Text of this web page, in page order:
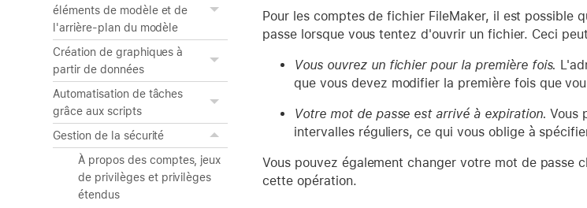
éléments de modèle et de
l'arrière-plan du modèle
Création de graphiques à
partir de données
Automatisation de tâches
grâce aux scripts
Gestion de la sécurité
À propos des comptes, jeux
de privilèges et privilèges
étendus
Pour les comptes de fichier FileMaker, il est possible
passe lorsque vous tentez d'ouvrir un fichier. Ceci
Vous ouvrez un fichier pour la première fois.
que vous devez modifier la première fois que
Votre mot de passe est arrivé à expiration. Vous
intervalles réguliers, ce qui vous oblige à
Vous pouvez également changer votre mot de passe
cette opération.